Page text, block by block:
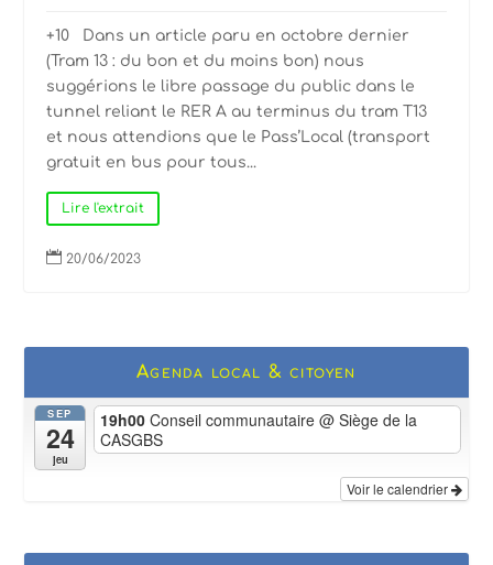
+10 Dans un article paru en octobre dernier
(Tram 13 : du bon et du moins bon) nous
suggérions le libre passage du public dans le
tunnel reliant le RER A au terminus du tram T13
et nous attendions que le Pass’Local (transport
gratuit en bus pour tous...
Lire l'extrait
 20/06/2023
Agenda local & citoyen
SEP
24
jeu
19h00Conseil communautaire@ Siège de la
CASGBS
Voir le calendrier